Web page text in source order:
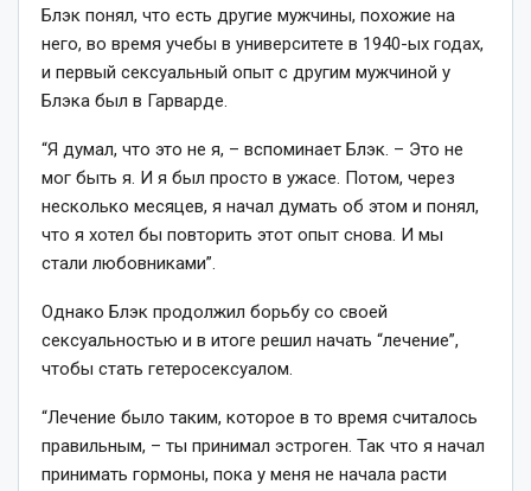
Блэк понял, что есть другие мужчины, похожие на
него, во время учебы в университете в 1940-ых годах,
и первый сексуальный опыт с другим мужчиной у
Блэка был в Гарварде.
“Я думал, что это не я, – вспоминает Блэк. – Это не
мог быть я. И я был просто в ужасе. Потом, через
несколько месяцев, я начал думать об этом и понял,
что я хотел бы повторить этот опыт снова. И мы
стали любовниками”.
Однако Блэк продолжил борьбу со своей
сексуальностью и в итоге решил начать “лечение”,
чтобы стать гетеросексуалом.
“Лечение было таким, которое в то время считалось
правильным, – ты принимал эстроген. Так что я начал
принимать гормоны, пока у меня не начала расти